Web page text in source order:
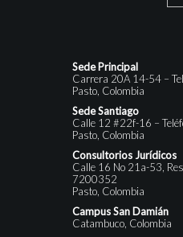
Sede Principal
Carrera 20A 14-54 –
Pasto, Colombia
Sede Santiago
Calle 12 #22f-16 –
Pasto, Colombia
Consultorios Jurídicos
Calle 16 No 21a-53,
7200352
Pasto, Colombia
Campus San Damián
Catambuco, Colombia